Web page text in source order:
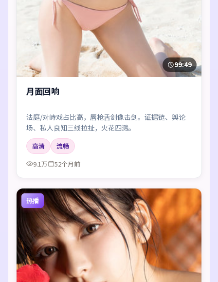
99:49
月面回响
法庭/对峙戏占比高，唇枪舌剑像击剑。证据链、舆论
场、私人良知三线拉扯，火花四溅。
高清
流畅
9.1万
52个月前
热播